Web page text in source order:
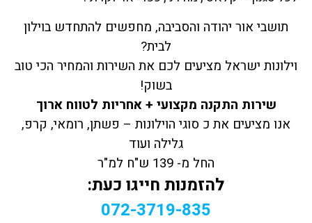
תושבי אור יהודה והסביבה, מחפשים להתחדש בוילון
לבית?
וילונות ישראל מציעים לכם את השירות והמחיר הכי טוב
בשוק!
שירות התקנה מקצועי + אחריות לטווח ארוך
אנו מציעים את כ סוגי הוילונות – פשתן, רומאי, קרפ,
גלילה ועוד
החל מ- 139 ש"ח למ"ר
להזמנות חייגו כעת:
072-3719-835